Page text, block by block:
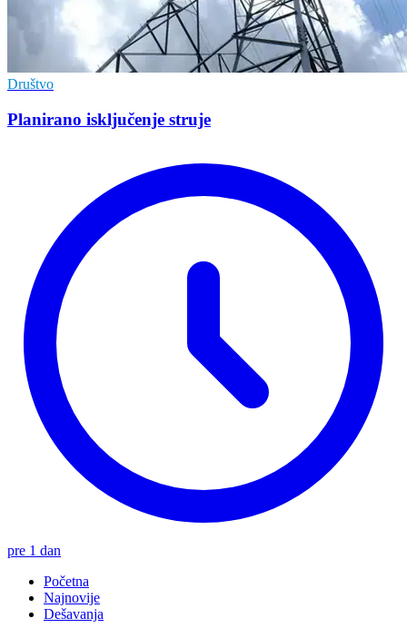
Društvo
Planirano isključenje struje
pre 1 dan
Početna
Najnovije
Dešavanja